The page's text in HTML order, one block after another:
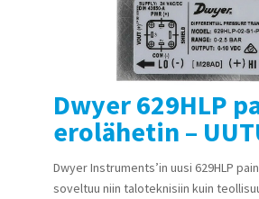
Dwyer 629HLP
erolähetin –
Dwyer Instruments’in uusi 629HLP
soveltuu niin taloteknisiin kuin